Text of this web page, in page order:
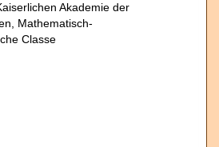
Akademie der
Mathematisch-
Classe